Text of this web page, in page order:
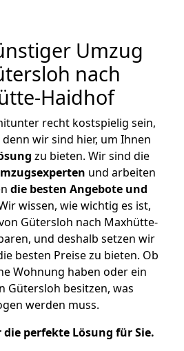
Umzug
nach
Haidhof
recht kostspielig sein,
wir sind hier, um Ihnen
zu bieten. Wir sind die
und arbeiten
die besten Angebote und
wissen, wie wichtig es ist,
Gütersloh nach Maxhütte-
und deshalb setzen wir
besten Preise zu bieten. Ob
Wohnung haben oder ein
Gütersloh besitzen, was
werden muss.
perfekte Lösung für Sie.